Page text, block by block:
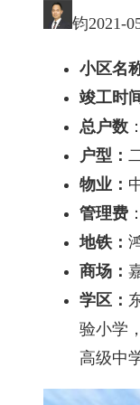
钧2021-
小区名
竣工时
总户数
户型：
物业：
管理费
地铁：
商场：
学区：
验小学
高级中